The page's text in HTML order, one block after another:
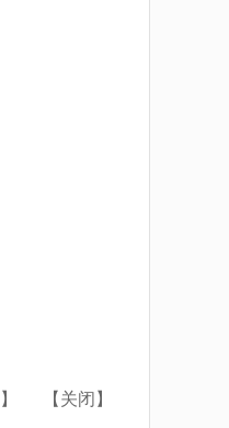
】 【 关闭 】